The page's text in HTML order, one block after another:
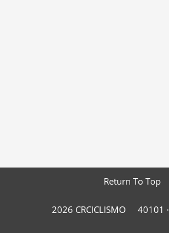
Return To Top
2026 CRCICLISMO 40101 ·